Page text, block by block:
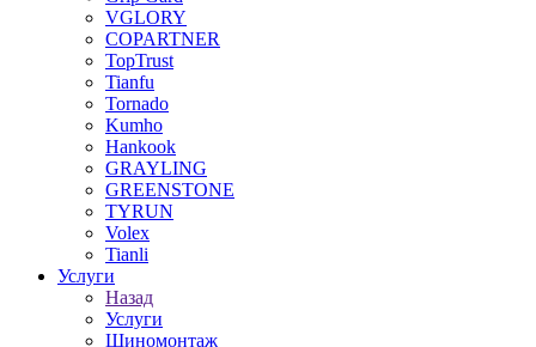
VGLORY
COPARTNER
TopTrust
Tianfu
Tornado
Kumho
Hankook
GRAYLING
GREENSTONE
TYRUN
Volex
Tianli
Услуги
Назад
Услуги
Шиномонтаж